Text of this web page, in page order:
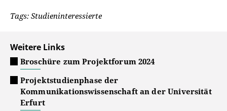
Tags: Studieninteressierte
Weitere Links
Broschüre zum Projektforum 2024
Projektstudienphase der
Kommunikationswissenschaft an der Universität
Erfurt